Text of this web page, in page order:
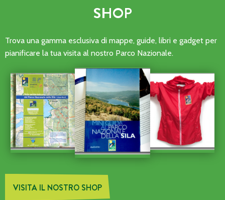
SHOP
Trova una gamma esclusiva di mappe, guide, libri e gadget per
pianificare la tua visita al nostro Parco Nazionale.
VISITA IL NOSTRO SHOP